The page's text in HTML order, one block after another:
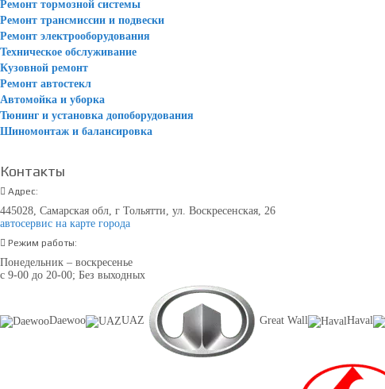
Ремонт тормозной системы
Ремонт трансмиссии и подвески
Ремонт электрооборудования
Техническое обслуживание
Кузовной ремонт
Ремонт автостекл
Автомойка и уборка
Тюнинг и установка допоборудования
Шиномонтаж и балансировка
Контакты
Адрес:
445028, Самарская обл, г Тольятти, ул. Воскресенская, 26
автосервис на карте города
Режим работы:
Понедельник – воскресенье
с 9-00 до 20-00; Без выходных
Daewoo UAZ Great Wall Haval